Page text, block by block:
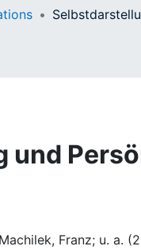
und
Franz; u. a.